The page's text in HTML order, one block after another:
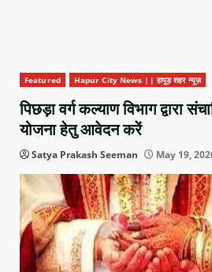
Featured Hapur City News || हापुड़ शहर न्यूज़
पिछड़ा वर्ग कल्याण विभाग द्वारा
योजना हेतु आवेदन करें
Satya Prakash Seeman May 19,